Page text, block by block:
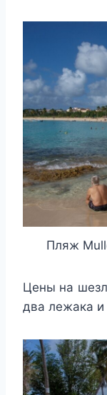
Пляж
Цены на
два лежака